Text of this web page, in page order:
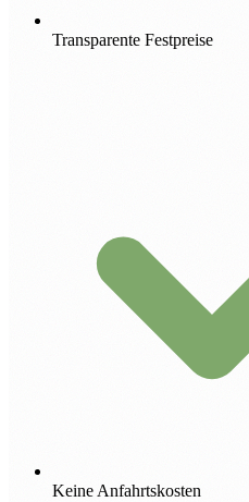
Transparente Festpreise
Keine Anfahrtskosten